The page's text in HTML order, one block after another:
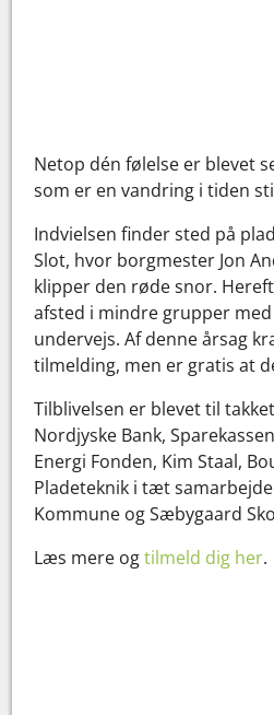
Netop dén følelse er blevet
som er en vandring i tiden
Indvielsen finder sted på
Slot, hvor borgmester Jon
klipper den røde snor.
afsted i mindre grupper
undervejs. Af denne årsag
tilmelding, men er gratis at
Tilblivelsen er blevet til
Nordjyske Bank,
Energi Fonden, Kim Staal,
Pladeteknik i tæt
Kommune og Sæbygaard
Læs mere ogtilmeld dig her.